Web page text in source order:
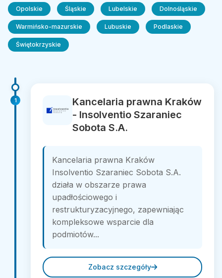
Opolskie Śląskie Lubelskie Dolnośląskie
Warmińsko-mazurskie Lubuskie Podlaskie
Świętokrzyskie
1
Kancelaria prawna Kraków
- Insolventio Szaraniec
Sobota S.A.
Kancelaria prawna Kraków
Insolventio Szaraniec Sobota S.A.
działa w obszarze prawa
upadłościowego i
restrukturyzacyjnego, zapewniając
kompleksowe wsparcie dla
podmiotów...
Zobacz szczegóły